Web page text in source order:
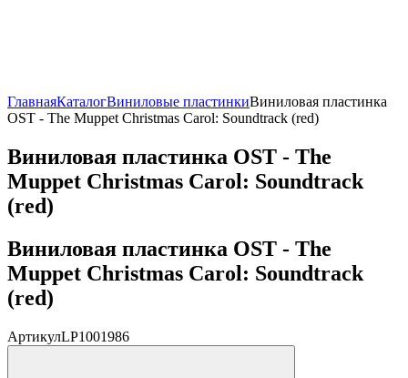
ГлавнаяКаталогВиниловые пластинкиВиниловая пластинка
OST - The Muppet Christmas Carol: Soundtrack (red)
Виниловая пластинка OST - The
Muppet Christmas Carol: Soundtrack
(red)
Виниловая пластинка OST - The
Muppet Christmas Carol: Soundtrack
(red)
АртикулLP1001986